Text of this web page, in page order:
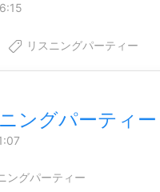
リスニングパーティー
ングパーティー
ングパーティー